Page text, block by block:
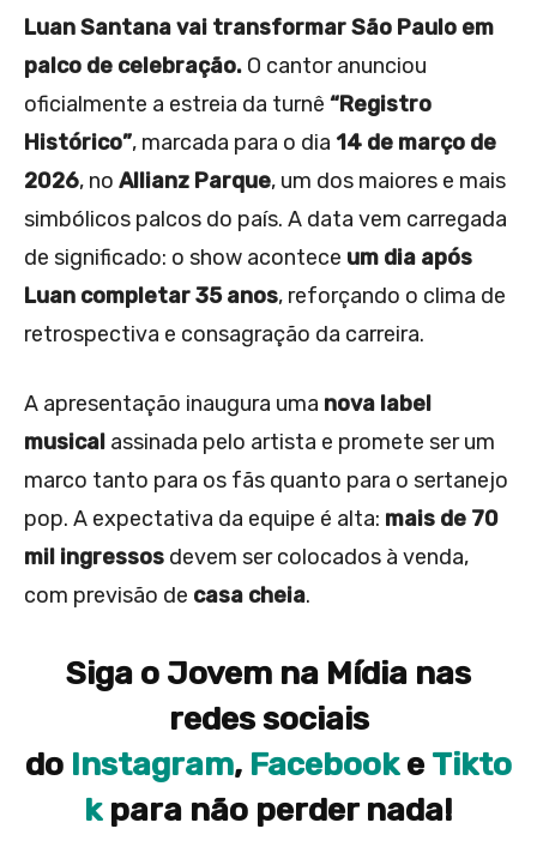
Luan Santana vai transformar São Paulo em
palco de celebração. O cantor anunciou
oficialmente a estreia da turnê “Registro
Histórico”, marcada para o dia 14 de março de
2026, no Allianz Parque, um dos maiores e mais
simbólicos palcos do país. A data vem carregada
de significado: o show acontece um dia após
Luan completar 35 anos, reforçando o clima de
retrospectiva e consagração da carreira.
A apresentação inaugura uma nova label
musical assinada pelo artista e promete ser um
marco tanto para os fãs quanto para o sertanejo
pop. A expectativa da equipe é alta: mais de 70
mil ingressos devem ser colocados à venda,
com previsão de casa cheia.
Siga o Jovem na Mídia nas
redes sociais
do Instagram, FacebookeTikto
k para não perder nada!